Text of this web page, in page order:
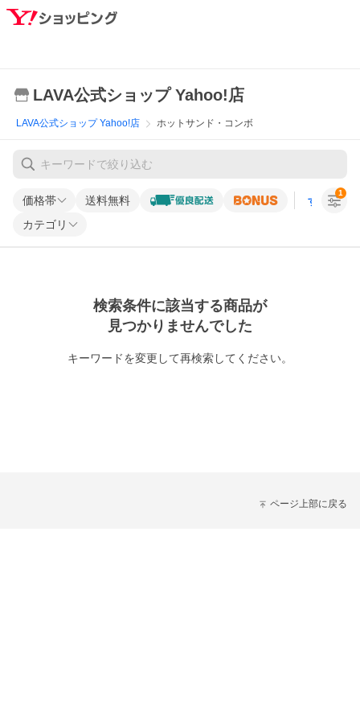
LAVA公式ショップ Yahoo!店
LAVA公式ショップ Yahoo!店 ホットサンド・コンボ
価格帯 送料無料 すべての条
カテゴリ
1
検索条件に該当する商品が
見つかりませんでした
キーワードを変更して再検索してください。
ページ上部に戻る